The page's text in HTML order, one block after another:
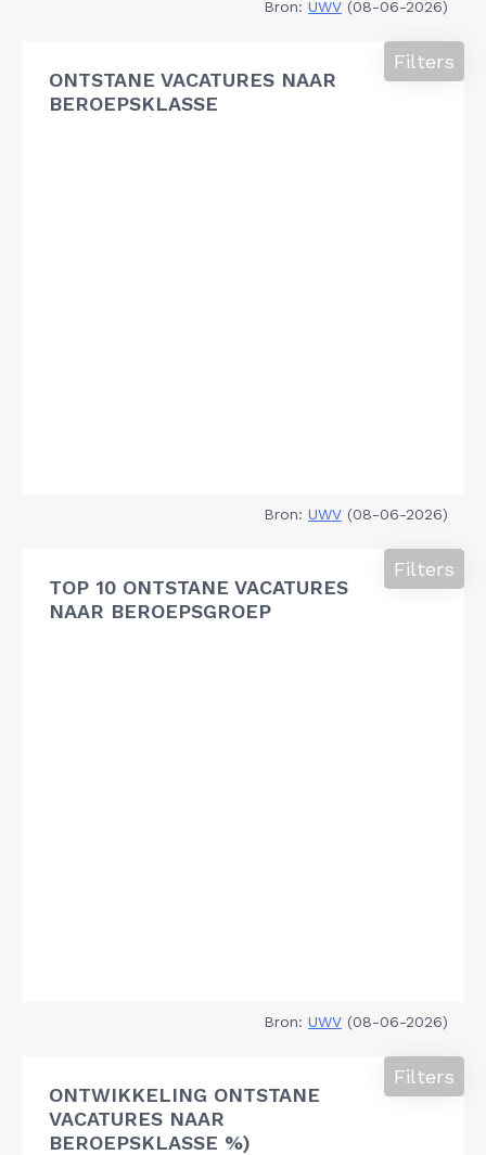
Bron: UWV (08-06-2026)
ONTSTANE VACATURES NAAR
BEROEPSKLASSE
Filters
Bron: UWV (08-06-2026)
TOP 10 ONTSTANE VACATURES
NAAR BEROEPSGROEP
Filters
Bron: UWV (08-06-2026)
ONTWIKKELING ONTSTANE
VACATURES NAAR
BEROEPSKLASSE %)
Filters